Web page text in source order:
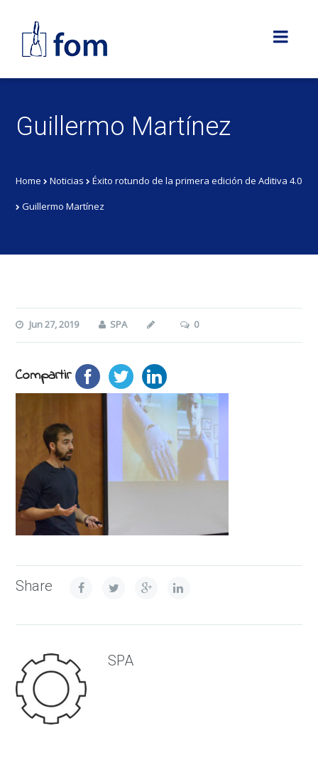
Guillermo Martínez
Home Noticias
Éxito rotundo de la primera edición de Aditiva 4.0
Guillermo Martínez
Jun 27, 2019 SPA 0
Compartir
Share
SPA